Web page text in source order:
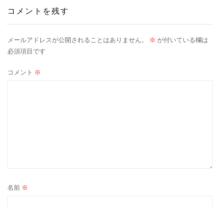
ゲ
ー
シ
ョ
コメントを残す
メールアドレスが公開されることはありません。 ※ が付いている欄は
必須項目です
コメント ※
名前 ※